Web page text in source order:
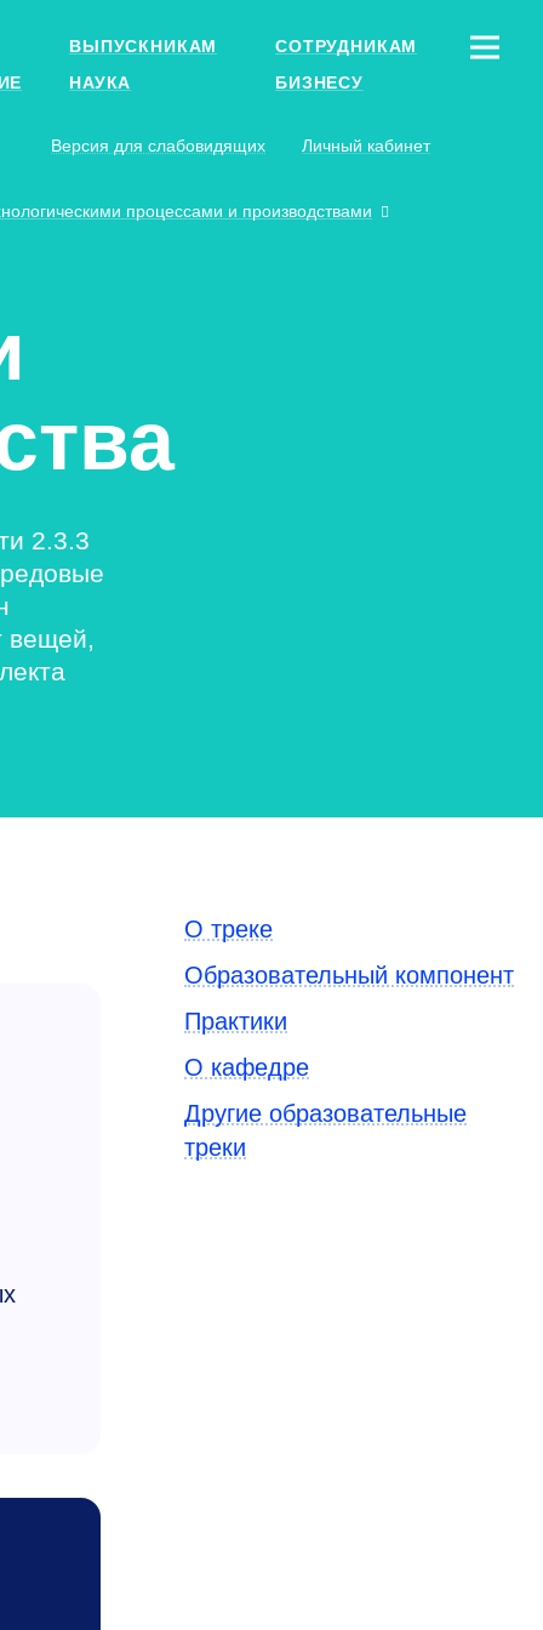
ВЫПУСКНИКАМ
СОТРУДНИКАМ
НАУКА БИЗНЕСУ
Версия для слабовидящих Личный кабинет
процессами и производствами
2.3.3
вещей,
О треке
Образовательный компонент
Практики
О кафедре
Другие образовательные
треки